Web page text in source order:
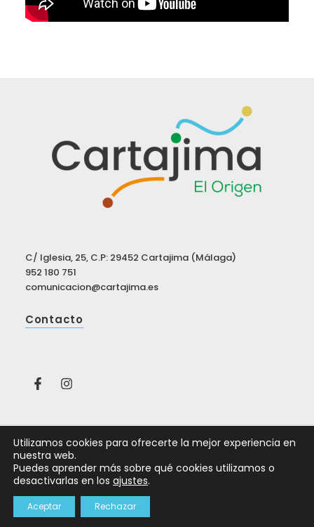
C/ Iglesia, 25, C.P: 29452 Cartajima (Málaga)
952 180 751
comunicacion@cartajima.es
Contacto
© Ayuntamiento de Cartajima 2026
Aviso legal |Política de privacidad
cookies
Utilizamos cookies para ofrecerte la mejor experiencia en
nuestra web.
Puedes aprender más sobre qué cookies utilizamos o
desactivarlas en los ajustes.
Aceptar Rechazar